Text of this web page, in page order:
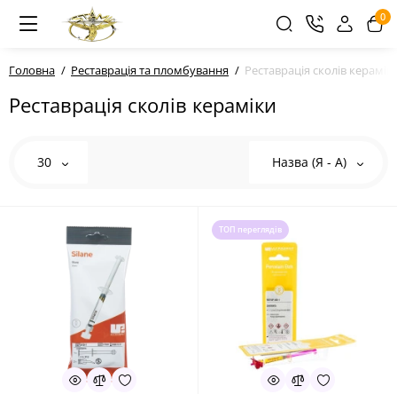
0
Головна Реставрація та пломбування Реставрація сколів
Реставрація сколів кераміки
30 Назва (Я - А)
ТОП переглядів